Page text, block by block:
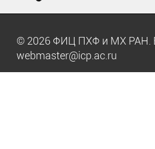
© 2026 ФИЦ ПХФ и МХ
webmaster@icp.ac.ru